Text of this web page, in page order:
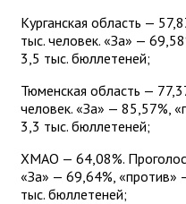
Курганская область —
тыс. человек. «За» —
3,5 тыс. бюллетеней;
Тюменская область —
человек. «За» — 85,57%,
3,3 тыс. бюллетеней;
ХМАО — 64,08%.
«За» — 69,64%, «против»
тыс. бюллетеней;